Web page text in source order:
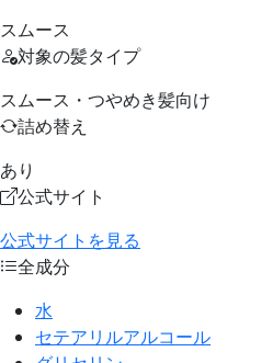
スムース
対象の髪タイプ
スムース・つやめき髪向け
詰め替え
あり
公式サイト
公式サイトを見る
全成分
水
セテアリルアルコール